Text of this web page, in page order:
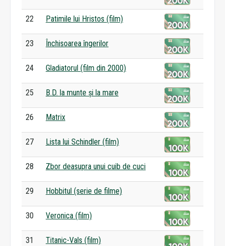
22 Patimile lui Hristos (film)
23 Închisoarea îngerilor
24 Gladiatorul (film din 2000)
25 B.D. la munte și la mare
26 Matrix
27 Lista lui Schindler (film)
28 Zbor deasupra unui cuib de cuci
29 Hobbitul (serie de filme)
30 Veronica (film)
31 Titanic-Vals (film)